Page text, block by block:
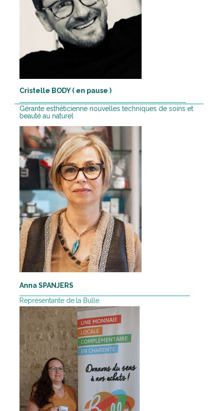
Cristelle BODY ( en pause )
Gérante esthéticienne nouvelles techniques de soins et
beauté au naturel
Anna SPANJERS
Représentante de la Bulle